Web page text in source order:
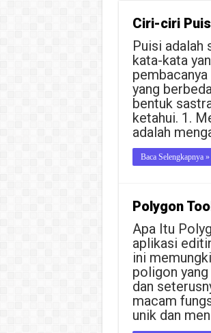
Ciri-ciri
Puisi adalah
kata-kata
yang
bentuk
ketahui. 1.
adalah
Baca Selengkapnya »
Polygon
Apa Itu
aplikasi
ini
poligon
dan
macam
unik dan